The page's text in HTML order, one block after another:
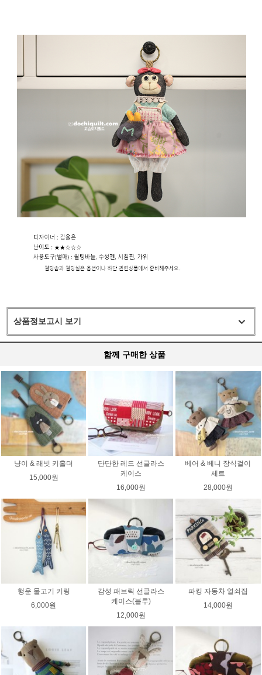
상품정보고시 보기
함께 구매한 상품
냥이 & 래빗 키홀더
15,000원
단단한 레드 선글라스
케이스
16,000원
베어 & 베니 장식걸이
세트
28,000원
행운 물고기 키링
6,000원
감성 패브릭 선글라스
케이스(블루)
12,000원
파킹 자동차 열쇠집
14,000원